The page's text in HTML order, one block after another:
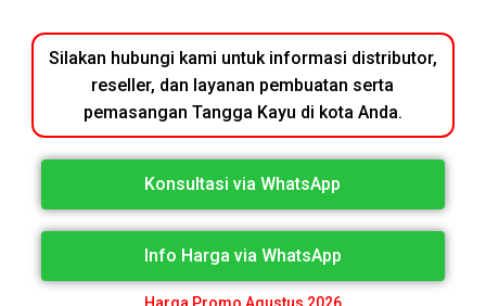
Silakan hubungi kami untuk informasi distributor,
reseller, dan layanan pembuatan serta
pemasangan Tangga Kayu di kota Anda.
Konsultasi via WhatsApp
Info Harga via WhatsApp